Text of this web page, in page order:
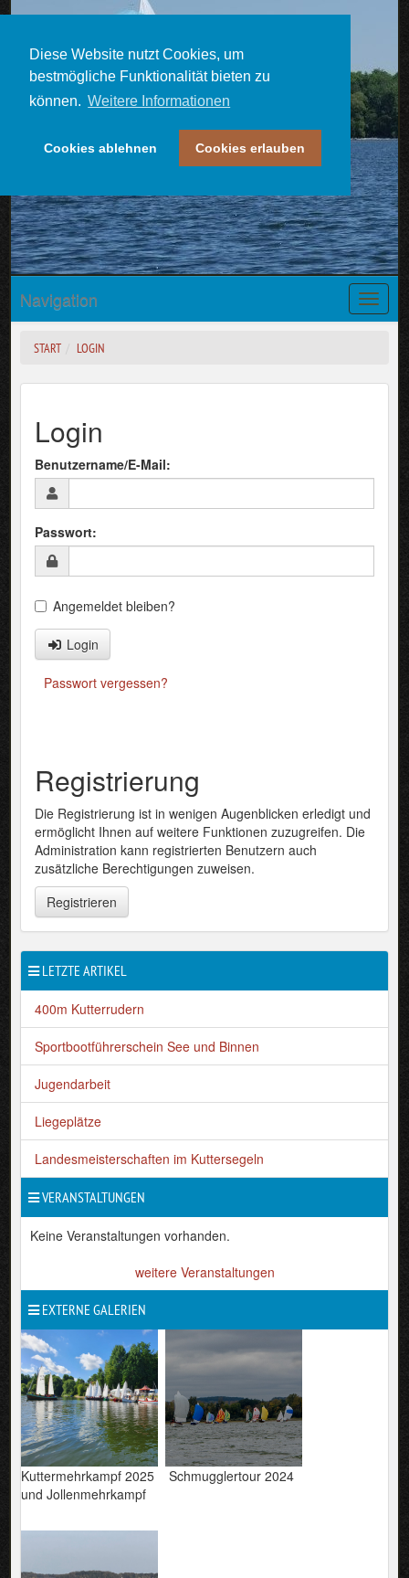
Diese Website nutzt Cookies, um
bestmögliche Funktionalität bieten zu
können. Weitere Informationen
Cookies ablehnen Cookies erlauben
Seesportclub Bautzen e.V
Toggle
Navigation
START LOGIN
Login
Benutzername/E-Mail:
Passwort:
Angemeldet bleiben?
Login
Passwort vergessen?
Registrierung
Die Registrierung ist in wenigen Augenblicken erledigt und
ermöglicht Ihnen auf weitere Funktionen zuzugreifen. Die
Administration kann registrierten Benutzern auch
zusätzliche Berechtigungen zuweisen.
Registrieren
LETZTE ARTIKEL
400m Kutterrudern
Sportbootführerschein See und Binnen
Jugendarbeit
Liegeplätze
Landesmeisterschaften im Kuttersegeln
VERANSTALTUNGEN
Keine Veranstaltungen vorhanden.
weitere Veranstaltungen
EXTERNE GALERIEN
Kuttermehrkampf 2025 Schmugglertour 2024
und Jollenmehrkampf